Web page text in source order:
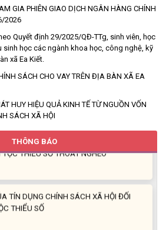
GIA PHIÊN GIAO DỊCH NGÂN HÀNG CHÍNH
2026
Quyết định 29/2025/QĐ-TTg, sinh viên, học
sinh học các ngành khoa học, công nghệ, kỹ
xã Ea Kiết.
SÁCH CHO VAY TRÊN ĐỊA BÀN XÃ EA
HUY HIỆU QUẢ KINH TẾ TỪ NGUỒN VỐN
SÁCH XÃ HỘI
THÔNG BÁO
ĐỐI VỚI CHƯƠNG TRÌNH TÍN DỤNG
VAY GIẢI QUYẾT VIỆC LÀM
CHÍNH SÁCH TRÊN HÀNH TRÌNH
THIỂU SỐ THOÁT NGHÈO
TÍN DỤNG CHÍNH SÁCH XÃ HỘI ĐỐI
THIỂU SỐ